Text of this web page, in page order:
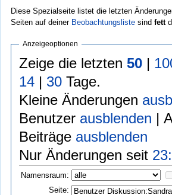
Diese Spezialseite listet die letzten
Seiten auf deiner Beobachtungsliste sind fett
Anzeigeoptionen
Zeige die letzten 50|
14| 30Tage.
Kleine Änderungen
Benutzer ausblenden |
Beiträge ausblenden
Nur Änderungen seit
Namensraum:
Seite: